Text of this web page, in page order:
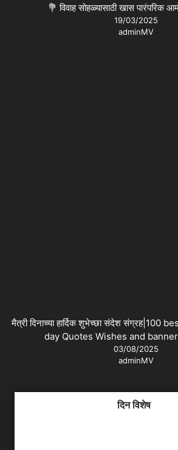
💐 विवाह सोहळ्यासाठी खास पारंपरिक
19/03/2025
adminMV
मैत्री दिनाच्या हार्दिक शुभेच्छा संदेश
day Quotes Wishes and
03/08/2025
adminMV
दिन विशेष